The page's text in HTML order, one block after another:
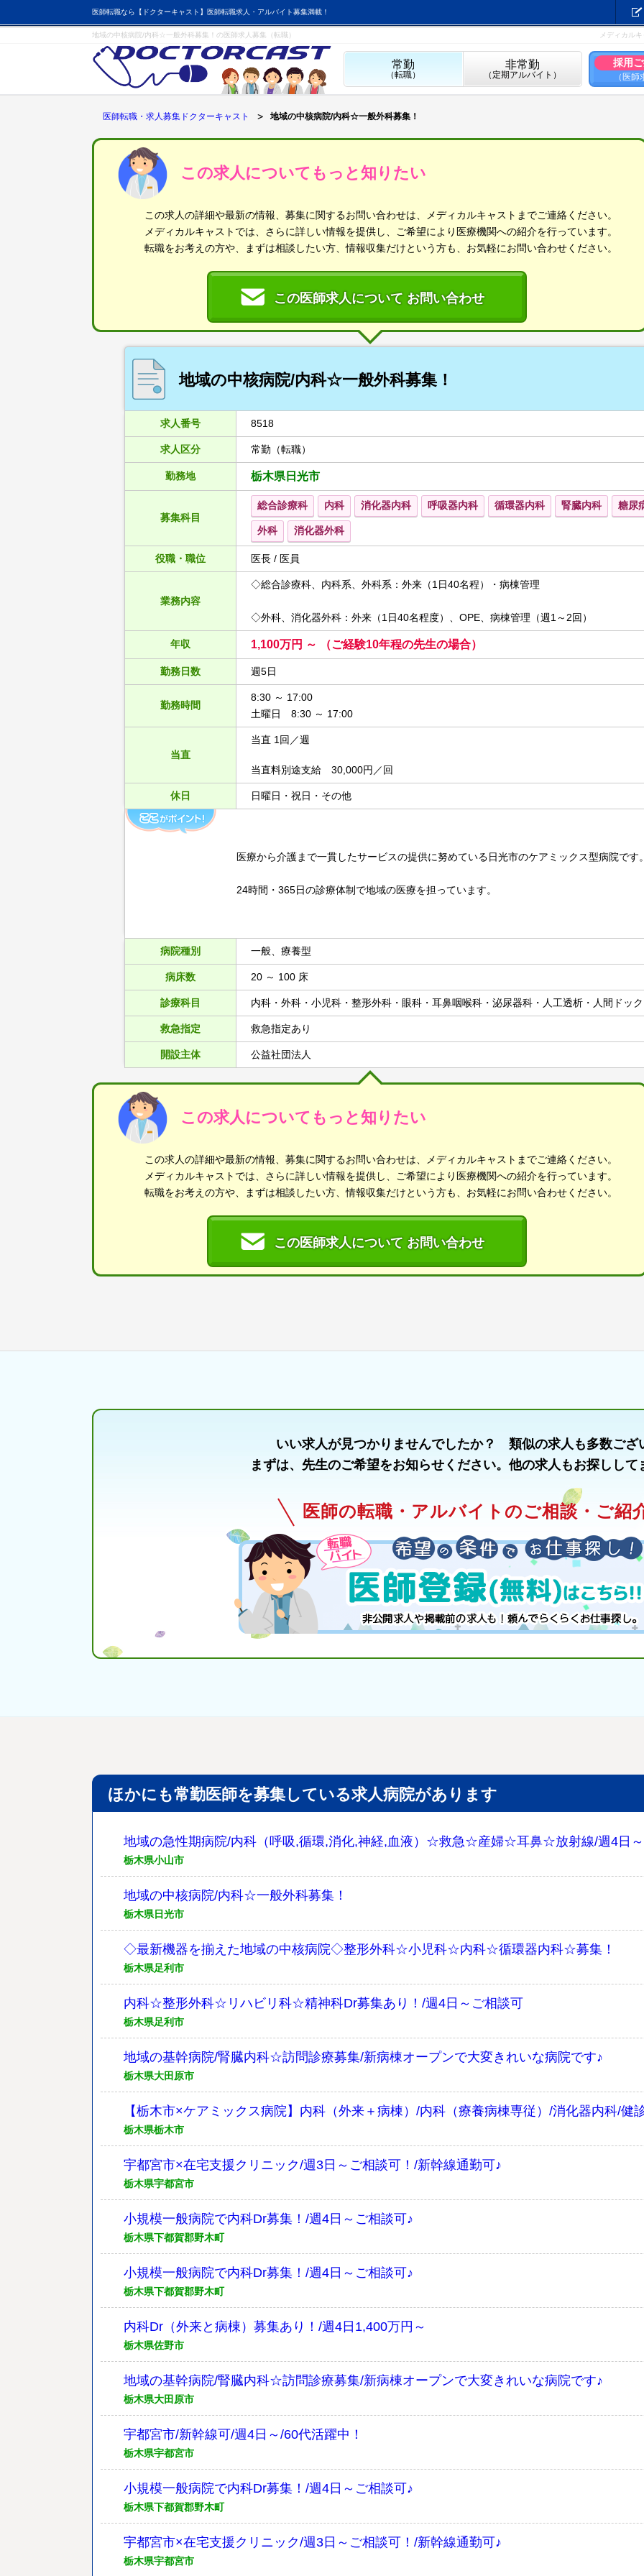
医師転職なら【ドクターキャスト】医師転職求人・アルバイト募集満載！
地域の中核病院/内科☆一般外科募集！の医師求人募集（転職） メディカル
常勤
（転職）
非常勤
（定期アルバイト）
採用
（医
医師転職・求人募集ドクターキャスト 地域の中核病院/内科☆一般外科募集！
この求人についてもっと知りたい
この求人の詳細や最新の情報、募集に関するお問い合わせは、メディカルキャストまでご連絡ください。
メディカルキャストでは、さらに詳しい情報を提供し、ご希望により医療機関への紹介を行っています。
転職をお考えの方や、まずは相談したい方、情報収集だけという方も、お気軽にお問い合わせください。
この医師求人について お問い合わせ
地域の中核病院/内科☆一般外科募集！
求人番号 8518
求人区分 常勤（転職）
勤務地 栃木県日光市
募集科目
総合診療科 内科 消化器内科 呼吸器内科 循環器内科 腎臓内科 糖尿
外科 消化器外科
役職・職位 医長 / 医員
業務内容
◇総合診療科、内科系、外科系：外来（1日40名程）・病棟管理
◇外科、消化器外科：外来（1日40名程度）、OPE、病棟管理（週1～2回）
年収 1,100万円 ～ （ご経験10年程の先生の場合）
勤務日数 週5日
勤務時間
8:30 ～ 17:00
土曜日 8:30 ～ 17:00
当直
当直 1回／週
当直料別途支給 30,000円／回
休日 日曜日・祝日・その他
医療から介護まで一貫したサービスの提供に努めている日光市のケアミックス型病院です
24時間・365日の診療体制で地域の医療を担っています。
病院種別 一般、療養型
病床数 20 ～ 100 床
診療科目 内科・外科・小児科・整形外科・眼科・耳鼻咽喉科・泌尿器科・人工透析・人間ドック
救急指定 救急指定あり
開設主体 公益社団法人
この求人についてもっと知りたい
この求人の詳細や最新の情報、募集に関するお問い合わせは、メディカルキャストまでご連絡ください。
メディカルキャストでは、さらに詳しい情報を提供し、ご希望により医療機関への紹介を行っています。
転職をお考えの方や、まずは相談したい方、情報収集だけという方も、お気軽にお問い合わせください。
この医師求人について お問い合わせ
いい求人が見つかりませんでしたか？ 類似の求人も多数ござ
まずは、先生のご希望をお知らせください。他の求人もお探しして
医師の転職・アルバイトのご相談・ご紹
ほかにも常勤医師を募集している求人病院があります
地域の急性期病院/内科（呼吸,循環,消化,神経,血液）☆救急☆産婦☆耳鼻☆放射線/週4日～
栃木県小山市
地域の中核病院/内科☆一般外科募集！
栃木県日光市
◇最新機器を揃えた地域の中核病院◇整形外科☆小児科☆内科☆循環器内科☆募集！
栃木県足利市
内科☆整形外科☆リハビリ科☆精神科Dr募集あり！/週4日～ご相談可
栃木県足利市
地域の基幹病院/腎臓内科☆訪問診療募集/新病棟オープンで大変きれいな病院です♪
栃木県大田原市
【栃木市×ケアミックス病院】内科（外来＋病棟）/内科（療養病棟専従）/消化器内科/健
栃木県栃木市
宇都宮市×在宅支援クリニック/週3日～ご相談可！/新幹線通勤可♪
栃木県宇都宮市
小規模一般病院で内科Dr募集！/週4日～ご相談可♪
栃木県下都賀郡野木町
小規模一般病院で内科Dr募集！/週4日～ご相談可♪
栃木県下都賀郡野木町
内科Dr（外来と病棟）募集あり！/週4日1,400万円～
栃木県佐野市
地域の基幹病院/腎臓内科☆訪問診療募集/新病棟オープンで大変きれいな病院です♪
栃木県大田原市
宇都宮市/新幹線可/週4日～/60代活躍中！
栃木県宇都宮市
小規模一般病院で内科Dr募集！/週4日～ご相談可♪
栃木県下都賀郡野木町
宇都宮市×在宅支援クリニック/週3日～ご相談可！/新幹線通勤可♪
栃木県宇都宮市